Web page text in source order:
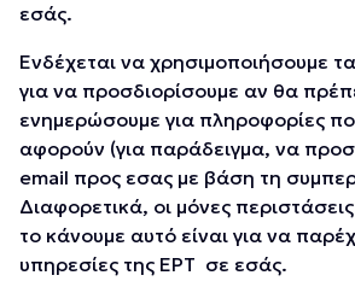
εσάς.
Ενδέχεται να χρησιμοποιήσουμε
για να προσδιορίσουμε αν θα
ενημερώσουμε για πληροφορίες
αφορούν (για παράδειγμα, να
email προς εσας με βάση τη
Διαφορετικά, οι μόνες
το κάνουμε αυτό είναι για να
υπηρεσίες της ΕΡΤ σε εσάς.